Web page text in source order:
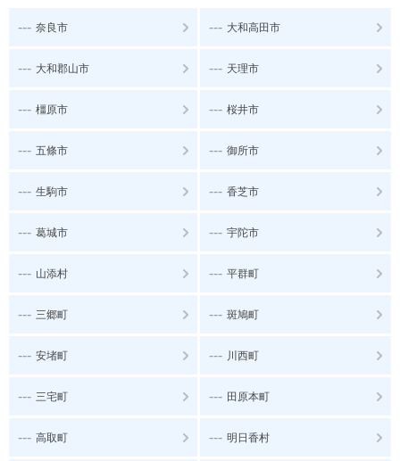
--- 奈良市 --- 大和高田市
--- 大和郡山市 --- 天理市
--- 橿原市 --- 桜井市
--- 五條市 --- 御所市
--- 生駒市 --- 香芝市
--- 葛城市 --- 宇陀市
--- 山添村 --- 平群町
--- 三郷町 --- 斑鳩町
--- 安堵町 --- 川西町
--- 三宅町 --- 田原本町
--- 高取町 --- 明日香村